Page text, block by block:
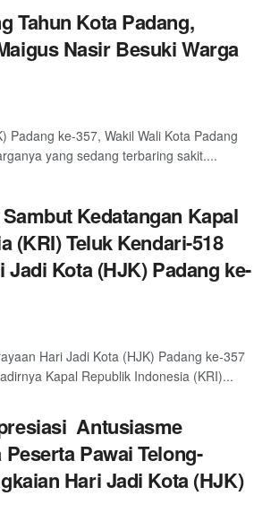
Tahun Kota Padang,
Nasir Besuki Warga
Padang ke-357, Wakil Wali Kota Padang
yang sedang terbaring sakit....
Kedatangan Kapal
(KRI) Teluk Kendari-518
Kota (HJK) Padang ke-
Hari Jadi Kota (HJK) Padang ke-357
Kapal Republik Indonesia (KRI)...
Antusiasme
Pawai Telong-
Hari Jadi Kota (HJK)